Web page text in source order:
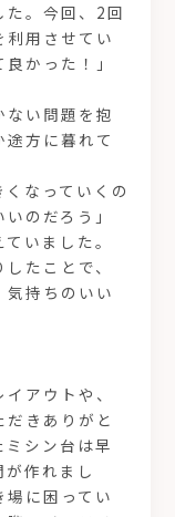
。今回、2回
用させてい
かった！」
い問題を抱
方に暮れて
なっていくの
のだろう」
いました。
たことで、
持ちのいい
アウトや、
きありがと
シン台は早
作れまし
に困ってい